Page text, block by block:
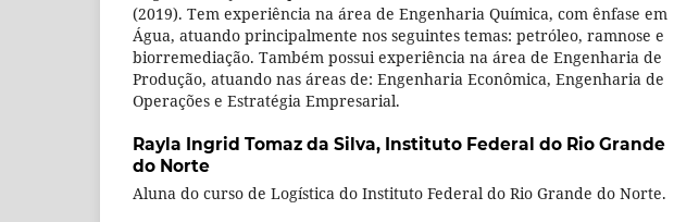
(2019). Tem experiência na área de Engenharia Química, com ênfase em
Água, atuando principalmente nos seguintes temas: petróleo, ramnose e
biorremediação. Também possui experiência na área de Engenharia de
Produção, atuando nas áreas de: Engenharia Econômica, Engenharia de
Operações e Estratégia Empresarial.
Rayla Ingrid Tomaz da Silva, Instituto Federal do Rio Grande
do Norte
Aluna do curso de Logística do Instituto Federal do Rio Grande do Norte.